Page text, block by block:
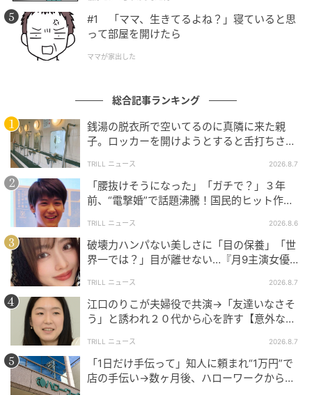
#1 「ママ、生きてるよね？」寝ていると思
って部屋を開けたら
ママが家出した
総合記事ランキング
銭湯の脱衣所で空いてるのに真隣に来た親
子。ロッカーを開けようとすると舌打ちさ
中で拍手」
TRILL ニュース 2026.8.7
「腰抜けそうになった」「ガチで？」３年
前、“電撃婚”で話題沸騰！国民的ヒット作
TRILL ニュース 2026.8.6
破壊力ハンパない美しさに「目の保養」「世
界一では？」目が離せない…『月9主演女優
TRILL ニュース 2026.8.7
江口のりこが夫婦役で共演→「友達いなさそ
う」と誘われ２０代から心を許す【意外な親
TRILL ニュース 2026.8.7
「1日だけ手伝って」知人に頼まれ“1万円”で
店の手伝い→数ヶ月後、ハローワークから届